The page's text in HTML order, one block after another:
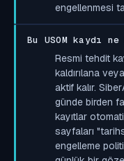
engellenmesi
Bu USOM kaydı
Resmi tehdit
kaldırılana
aktif kalır.
günde birden
kayıtlar
sayfaları
engelleme